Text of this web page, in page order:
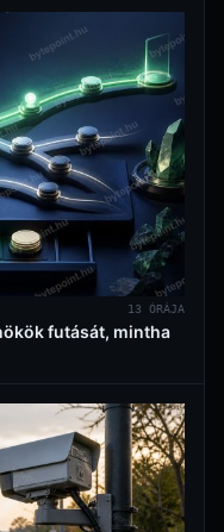
13 ÓRÁJA
futását, mintha